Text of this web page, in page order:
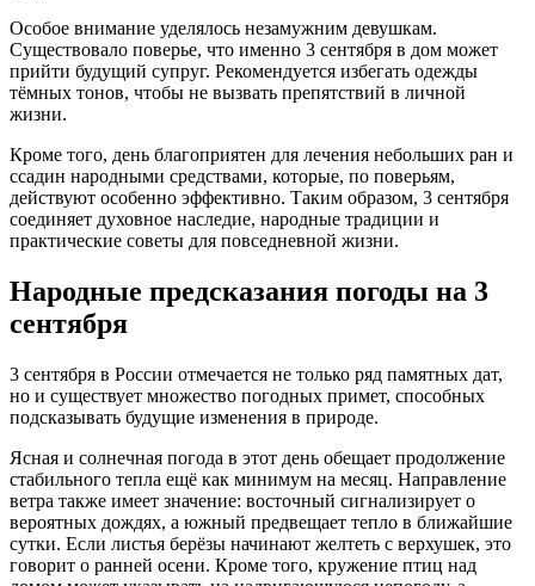
Особое внимание уделялось незамужним девушкам.
Существовало поверье, что именно 3 сентября в дом может
прийти будущий супруг. Рекомендуется избегать одежды
тёмных тонов, чтобы не вызвать препятствий в личной
жизни.
Кроме того, день благоприятен для лечения небольших ран и
ссадин народными средствами, которые, по поверьям,
действуют особенно эффективно. Таким образом, 3 сентября
соединяет духовное наследие, народные традиции и
практические советы для повседневной жизни.
Народные предсказания погоды на 3
сентября
3 сентября в России отмечается не только ряд памятных дат,
но и существует множество погодных примет, способных
подсказывать будущие изменения в природе.
Ясная и солнечная погода в этот день обещает продолжение
стабильного тепла ещё как минимум на месяц. Направление
ветра также имеет значение: восточный сигнализирует о
вероятных дождях, а южный предвещает тепло в ближайшие
сутки. Если листья берёзы начинают желтеть с верхушек, это
говорит о ранней осени. Кроме того, кружение птиц над